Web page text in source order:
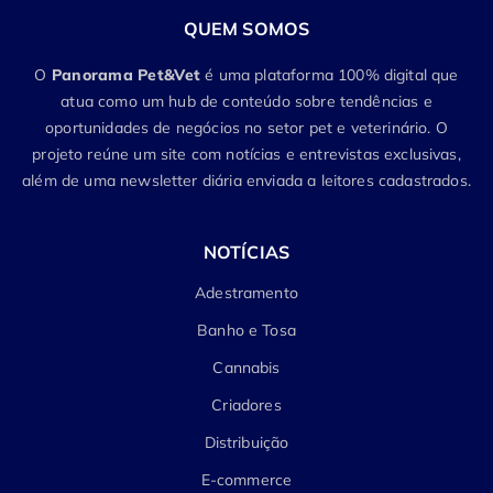
QUEM SOMOS
O Panorama Pet&Vet é uma plataforma 100% digital que
atua como um hub de conteúdo sobre tendências e
oportunidades de negócios no setor pet e veterinário. O
projeto reúne um site com notícias e entrevistas exclusivas,
além de uma newsletter diária enviada a leitores cadastrados.
NOTÍCIAS
Adestramento
Banho e Tosa
Cannabis
Criadores
Distribuição
E-commerce